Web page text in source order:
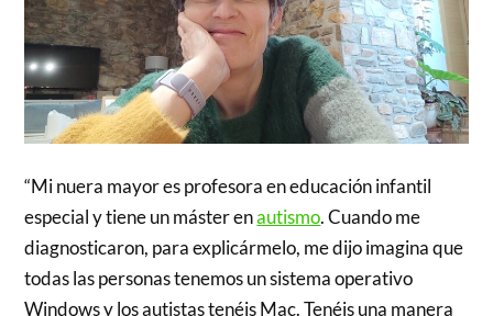
“Mi nuera mayor es profesora en educación infantil
especial y tiene un máster enautismo. Cuando me
diagnosticaron, para explicármelo, me dijo imagina que
todas las personas tenemos un sistema operativo
Windows y los autistas tenéis Mac. Tenéis una manera